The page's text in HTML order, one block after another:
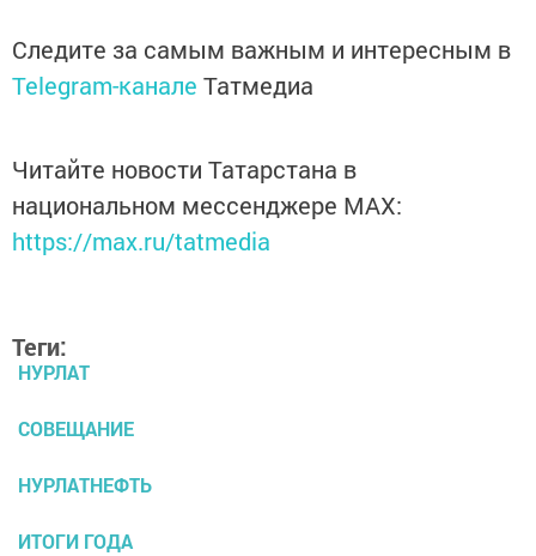
Следите за самым важным и интересным в
Telegram-канале Татмедиа
Читайте новости Татарстана в
национальном мессенджере MАХ:
https://max.ru/tatmedia
Теги:
НУРЛАТ
СОВЕЩАНИЕ
НУРЛАТНЕФТЬ
ИТОГИ ГОДА